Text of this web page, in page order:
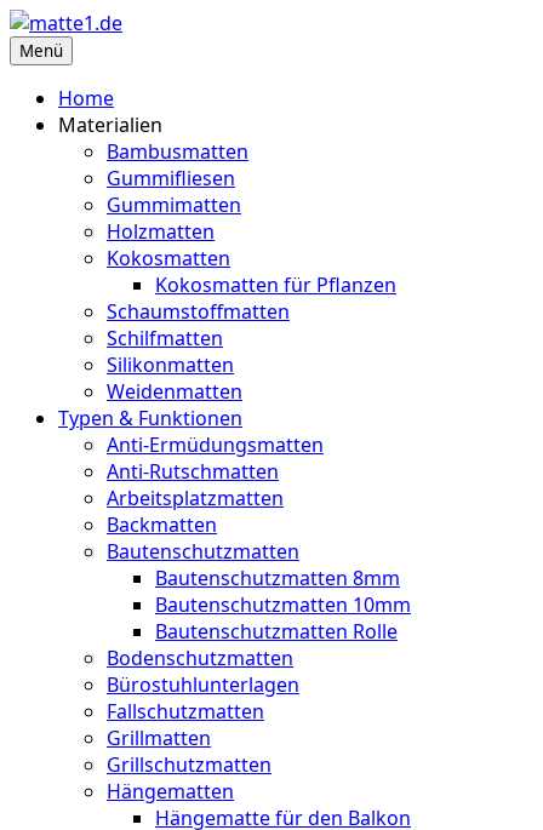
Zum
Inhalt
matte1.de
Deine Infoseite für Matten aller Art
Menü
Home
Materialien
Bambusmatten
Gummifliesen
Gummimatten
Holzmatten
Kokosmatten
Kokosmatten für Pflanzen
Schaumstoffmatten
Schilfmatten
Silikonmatten
Weidenmatten
Typen & Funktionen
Anti-Ermüdungsmatten
Anti-Rutschmatten
Arbeitsplatzmatten
Backmatten
Bautenschutzmatten
Bautenschutzmatten 8mm
Bautenschutzmatten 10mm
Bautenschutzmatten Rolle
Bodenschutzmatten
Bürostuhlunterlagen
Fallschutzmatten
Grillmatten
Grillschutzmatten
Hängematten
Hängematte für den Balkon